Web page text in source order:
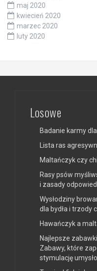
maj 2020
kwiecień 2020
marzec 2020
luty 2020
Losowe
Badanie karmy
Lista ras
Maltańczyk czy
Rasy psów
i zasady
Wysłodziny
dla bydła i trzody
Hawańczyk a
Najlepsze
Zabawy, które
stymulację